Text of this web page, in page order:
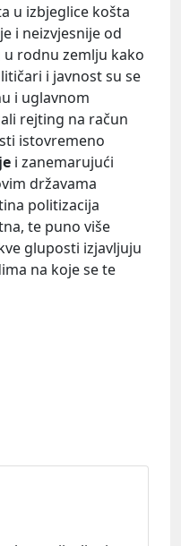
u izbjeglice košta
i neizvjesnije od
rodnu zemlju kako
i javnost su se
i uglavnom
rejting na račun
istovremeno
i zanemarujući
državama
politizacija
te puno više
gluposti izjavljuju
na koje se te